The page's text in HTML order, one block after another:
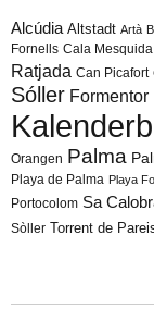
Alcúdia Altstadt Artà
Fornells Cala Mesquida
Ratjada Can Picafort
Sóller Formentor
Orangen Palma
Playa de Palma Playa
Portocolom Sa
Sòller Torrent de